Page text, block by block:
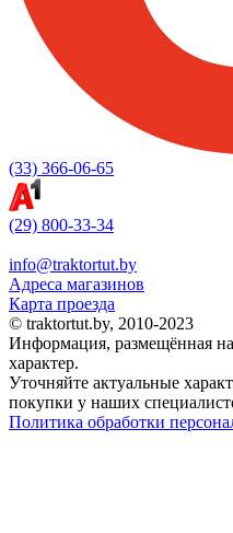
(33) 366-06-65
(29) 800-33-34
info@traktortut.by
Адреса магазинов
Карта проезда
© traktortut.by, 2010-2023
Информация, размещённая
характер.
Уточняйте актуальные
покупки у наших
Политика обработки